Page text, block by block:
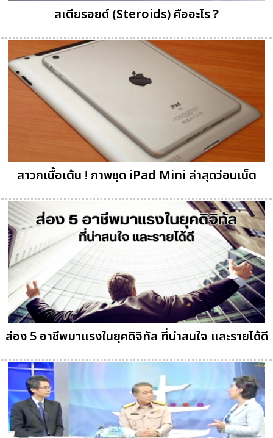
สเตียรอยด์ (Steroids) คืออะไร ?
สาวกเนื้อเต้น ! ภาพชุด iPad Mini ล่าสุดว่อนเน็ต
ส่อง 5 อาชีพมาแรงในยุคดิจิทัล ที่น่าสนใจ และรายได้ดี